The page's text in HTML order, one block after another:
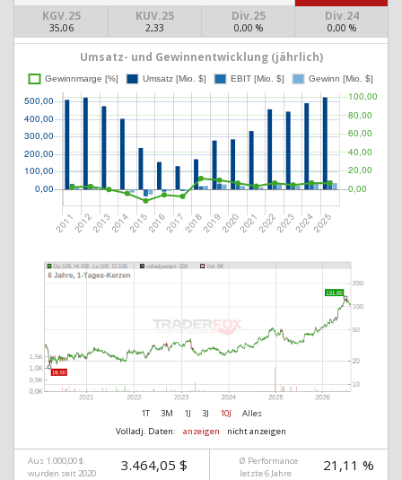
KGV.25
35,06
KUV.25
2,33
Div.25
0,00 %
Div.24
0,00 %
Umsatz- und Gewinnentwicklung (jährlich)
1T 3M 1J 3J 10J
Alles
Volladj. Daten:
anzeigen nicht anzeigen
Aus 1.000,00 $
wurden seit 2020
3.464,05 $
Ø Performance
letzte 6 Jahre
21,11 %